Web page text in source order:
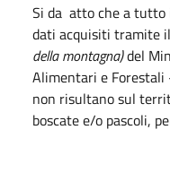
Si da atto che a tutto
dati acquisiti tramite
della montagna)del
Alimentari e Forestali
non risultano sul
boscate e/o pascoli,